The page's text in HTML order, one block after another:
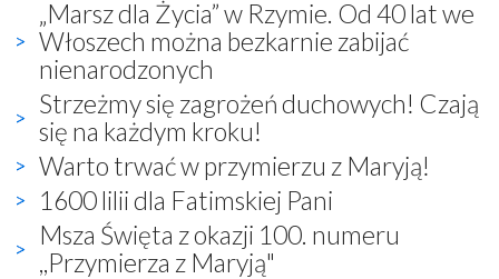
„Marsz dla Życia” w Rzymie. Od 40 lat we
Włoszech można bezkarnie zabijać
nienarodzonych
Strzeżmy się zagrożeń duchowych! Czają
się na każdym kroku!
Warto trwać w przymierzu z Maryją!
1600 lilii dla Fatimskiej Pani
Msza Święta z okazji 100. numeru
,,Przymierza z Maryją"